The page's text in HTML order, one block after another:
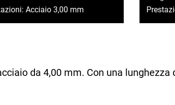
Acciaio 3,00 mm
da 4,00 mm. Con una lunghezza